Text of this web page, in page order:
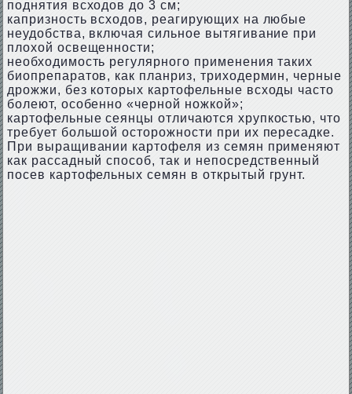
поднятия всходов до 3 см;
капризность всходов, реагирующих на любые
неудобства, включая сильное вытягивание при
плохой освещенности;
необходимость регулярного применения таких
биопрепаратов, как планриз, триходермин, черные
дрожжи, без которых картофельные всходы часто
болеют, особенно «черной ножкой»;
картофельные сеянцы отличаются хрупкостью, что
требует большой осторожности при их пересадке.
При выращивании картофеля из семян применяют
как рассадный способ, так и непосредственный
посев картофельных семян в открытый грунт.